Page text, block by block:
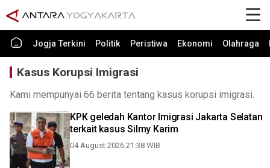
Jogja Terkini Politik Peristiwa Ekonomi Olahraga
Kasus Korupsi Imigrasi
Kami mempunyai 66 berita tentang kasus korupsi imigrasi.
KPK geledah Kantor Imigrasi Jakarta Selatan
terkait kasus Silmy Karim
04 August 2026 21:38 WIB